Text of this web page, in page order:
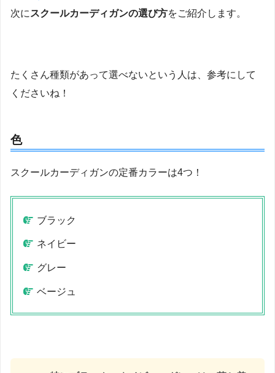
次に スクールカーディガンの選び方をご紹介します。
たくさん種類があって選べないという人は、参考にして
くださいね！
色
スクールカーディガンの定番カラーは4つ！
ブラック
ネイビー
グレー
ベージュ